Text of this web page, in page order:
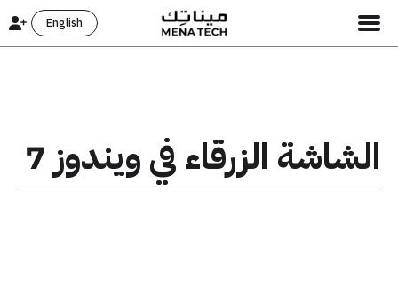
English
الشاشة الزرقاء في ويندوز 7